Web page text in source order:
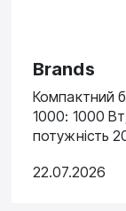
Brands
Компактний
1000: 1000
потужність
22.07.2026